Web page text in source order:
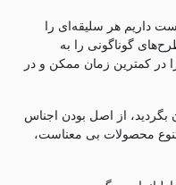
داریم هر سلیقه‌ای را
گوناگونی را به
را در کمترین زمان ممکن و در
بگردید، از اصل بودن اجناس
تنوع محصولات بی معناست،